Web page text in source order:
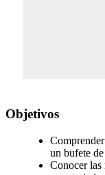
Objetivos
un bufete
Conocer las